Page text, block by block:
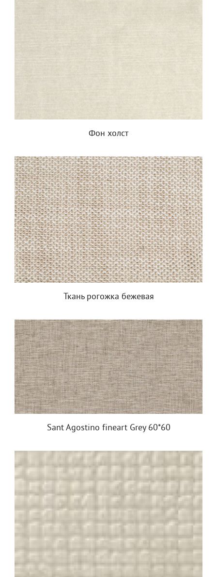
Фон холст
Ткань рогожка бежевая
Sant Agostino fineart Grey 60*60